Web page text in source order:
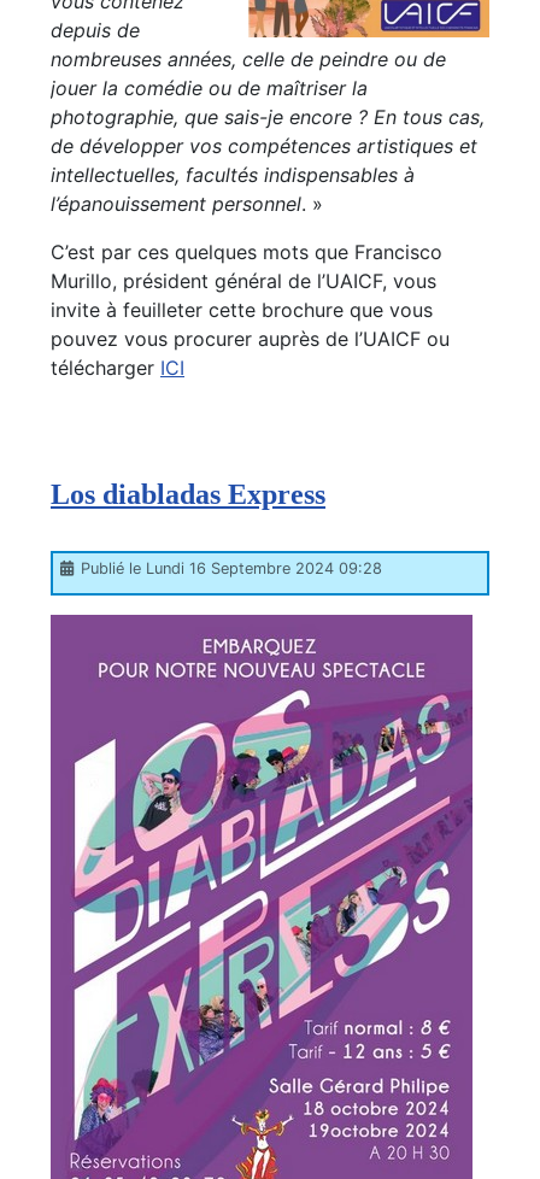
depuis de
nombreuses années, celle de peindre ou de
jouer la comédie ou de maîtriser la
photographie, que sais-je encore ? En tous cas,
de développer vos compétences artistiques et
intellectuelles, facultés indispensables à
l’épanouissement personnel. »
C’est par ces quelques mots que Francisco
Murillo, président général de l’UAICF, vous
invite à feuilleter cette brochure que vous
pouvez vous procurer auprès de l’UAICF ou
télécharger ICI
Los diabladas Express
Publié le Lundi 16 Septembre 2024 09:28